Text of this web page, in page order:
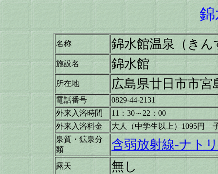
名称 錦水館温泉（き
施設名 錦水館
所在地 広島県廿日市市
電話番号
0829-44-2131
外来入浴時間
11：30～22：00
外来入浴料金
大人（中学生以上）1095円
泉質・鉱泉分
類
含弱放射線-ナト
露天 無し